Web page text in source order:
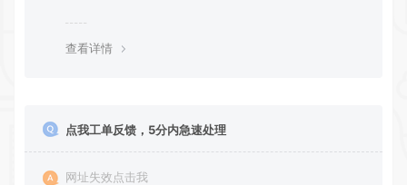
查看详情
点我工单反馈，5分内急速处理
网址失效点击我